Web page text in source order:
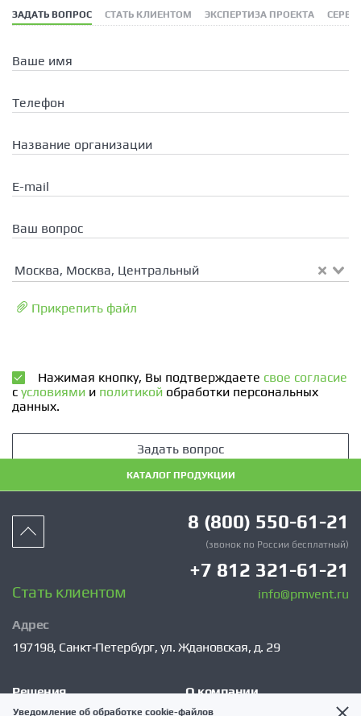
КАТАЛОГ ПРОДУКЦИИ
ЗАДАТЬ ВОПРОС СТАТЬ КЛИЕНТОМ ЭКСПЕРТИЗА ПРОЕКТА
Ваше имя
Телефон
Название организации
E-mail
Ваш вопрос
Москва, Москва, Центральный
Прикрепить файл
Нажимая кнопку, Вы подтверждаете свое согласие
с условиями и политикой обработки персональных
данных.
Задать вопрос
Уведомление об обработке cookie-файлов
Решения
О компании
Адрес
197198, Санкт‑Петербург, ул. Ждановская, д. 29
Стать клиентом
8 (800) 550-61-21
(звонок по России бесплатный)
+7 812 321-61-21
info@pmvent.ru